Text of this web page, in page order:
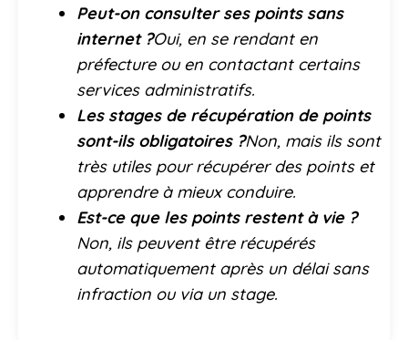
Peut-on consulter ses points sans
internet ?Oui, en se rendant en
préfecture ou en contactant certains
services administratifs.
Les stages de récupération de points
sont-ils obligatoires ?Non, mais ils sont
très utiles pour récupérer des points et
apprendre à mieux conduire.
Est-ce que les points restent à vie ?
Non, ils peuvent être récupérés
automatiquement après un délai sans
infraction ou via un stage.